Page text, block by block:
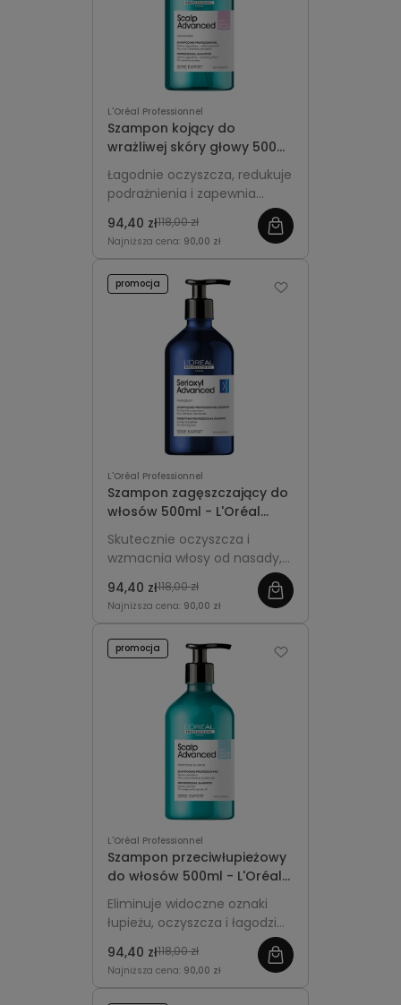
L'Oréal Professionnel
Szampon kojący do
wrażliwej skóry głowy 500ml
- L'Oréal Professionnel
Scalp Advanced Anti-
Discomfort
Łagodnie oczyszcza, redukuje
podrażnienia i zapewnia
długotrwały komfort wrażliwej
skórze głowy. Idealny do
regularnej pielęgnacji w
pojemności.
94,40 zł118,00 zł
Najniższa cena: 90,00 zł
L'Oréal Professionnel
Szampon zagęszczający do
włosów 500ml - L'Oréal
Professionnel Serioxyl
Advanced
Skutecznie oczyszcza i
wzmacnia włosy od nasady,
wspierając efekt
zagęszczenia. Większa,
regularnego stosowania.
94,40 zł118,00 zł
Najniższa cena: 90,00 zł
promocja
L'Oréal Professionnel
Szampon przeciwłupieżowy
do włosów 500ml - L'Oréal
Professionnel Scalp
Advanced Anti-Dandruff
Eliminuje widoczne oznaki
łupieżu, oczyszcza i łagodzi
skórę głowy, zapewniając
długotrwałe uczucie
świeżości. Większa,
94,40 zł118,00 zł
Najniższa cena: 90,00 zł
promocja